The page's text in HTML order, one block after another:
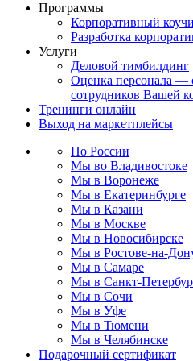
Программы
Корпоративный
Разработка
Услуги
Деловой тимбилдинг
Оценка персонала —
сотрудников Вашей
Тренинги онлайн
Выход на маркетплейсы
По России
Мы во Владивостоке
Мы в Воронеже
Мы в Екатеринбурге
Мы в Казани
Мы в Москве
Мы в Новосибирске
Мы в Ростове-на-
Мы в Самаре
Мы в Санкт-
Мы в Сочи
Мы в Уфе
Мы в Тюмени
Мы в Челябинске
Подарочный сертификат